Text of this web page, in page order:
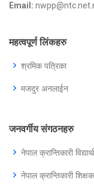
Email:
महत्वपूर्ण लिंकहरु
श्रमिक पत्रिका
मजदुर अनलाईन
जनवर्गीय संगठनहरु
नेपाल क्रान्तिकारी
नेपाल क्रान्तिकारी